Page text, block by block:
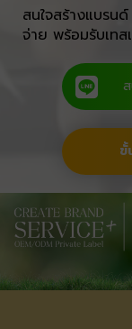
สนใจสร้างแบรน
จ่าย พร้อมรับเทส
ขั้